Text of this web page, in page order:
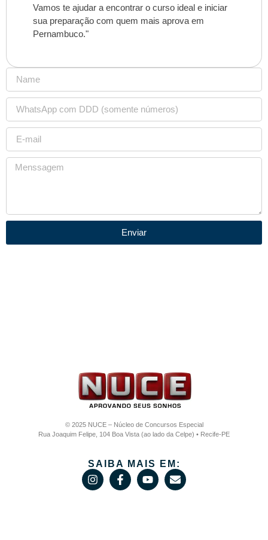
Vamos te ajudar a encontrar o curso ideal e iniciar
sua preparação com quem mais aprova em
Pernambuco."
Enviar
© 2025 NUCE – Núcleo de Concursos Especial
Rua Joaquim Felipe, 104 Boa Vista (ao lado da Celpe) • Recife-PE
SAIBA MAIS EM: